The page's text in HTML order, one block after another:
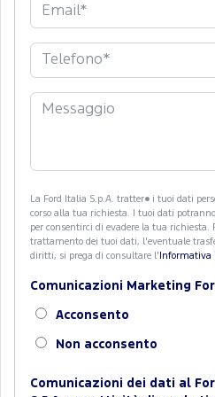
La Ford Italia S.p.A. tratter� i tuoi dati
corso alla tua richiesta. I tuoi dati
per consentirci di evadere la tua richiesta. Per maggiori informazioni sul
trattamento dei tuoi dati, l'eventuale
diritti, si prega di consultare l' Informativa
Comunicazioni Marketing
Acconsento
Non acconsento
Comunicazioni dei dati al